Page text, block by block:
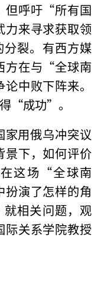
但呼吁“所有国
力来寻求获取领
裂。有西方媒
方在与“全球南
中败下阵来。
“成功”。
家用俄乌冲突议
景下，如何评价
这场“全球南
演了怎样的角
就相关问题，观
际关系学院教授